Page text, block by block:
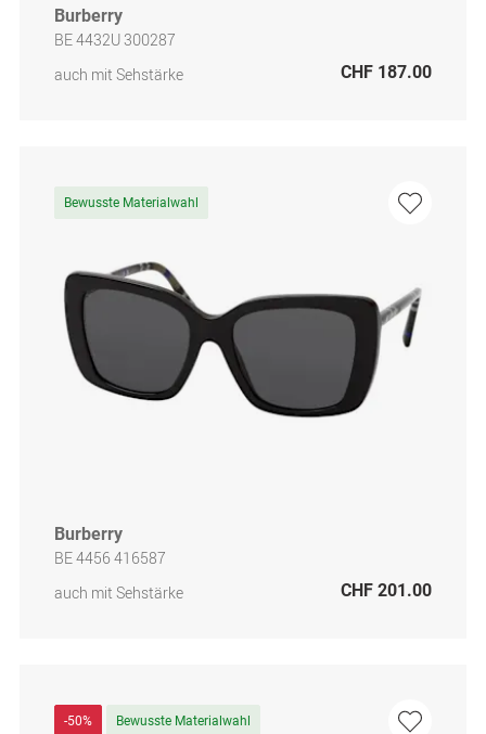
Burberry
BE 4432U 300287
auch mit Sehstärke
CHF 187.00
Bewusste Materialwahl
Burberry
BE 4456 416587
auch mit Sehstärke
CHF 201.00
-50% Bewusste Materialwahl